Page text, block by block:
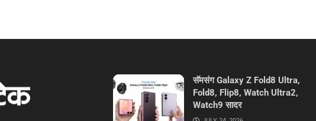
सॅमसंग Galaxy Z Fold8 Ultra,
Fold8, Flip8, Watch Ultra2,
Watch9 सादर